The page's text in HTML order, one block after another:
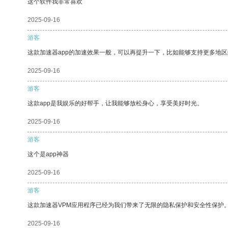
这个软件我非常喜欢
2025-09-16
游客
这款加速器app的加速效果一般，可以再提升一下，比如能够支持更多地区
2025-09-16
游客
这款app是我娱乐的好帮手，让我能够放松身心，享受美好时光。
2025-09-16
游客
这个是app神器
2025-09-16
游客
这款加速器VPM应用程序已经为我们带来了无限的隐私保护和安全性保护。
2025-09-16